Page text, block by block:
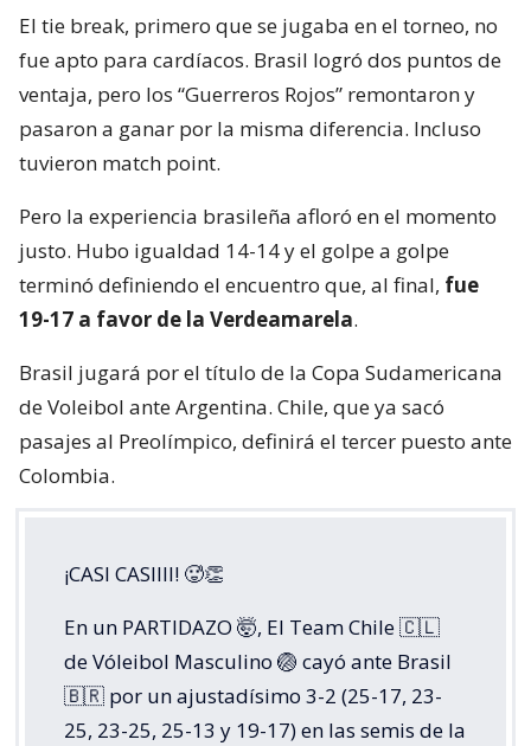
El tie break, primero que se jugaba en el torneo, no
fue apto para cardíacos. Brasil logró dos puntos de
ventaja, pero los “Guerreros Rojos” remontaron y
pasaron a ganar por la misma diferencia. Incluso
tuvieron match point.
Pero la experiencia brasileña afloró en el momento
justo. Hubo igualdad 14-14 y el golpe a golpe
terminó definiendo el encuentro que, al final, fue
19-17 a favor de la Verdeamarela.
Brasil jugará por el título de la Copa Sudamericana
de Voleibol ante Argentina. Chile, que ya sacó
pasajes al Preolímpico, definirá el tercer puesto ante
Colombia.
¡CASI CASIIII! 🥵👏
En un PARTIDAZO 🤯, El Team Chile 🇨🇱
de Vóleibol Masculino 🏐 cayó ante Brasil
🇧🇷 por un ajustadísimo 3-2 (25-17, 23-
25, 23-25, 25-13 y 19-17) en las semis de la